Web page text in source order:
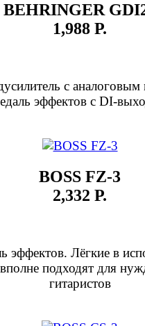
BEHRINGER
1,988 Р.
с
эффектов с DI-
BOSS FZ-3
2,332 Р.
эффектов. Лёгкие в
подходят для
гитаристов